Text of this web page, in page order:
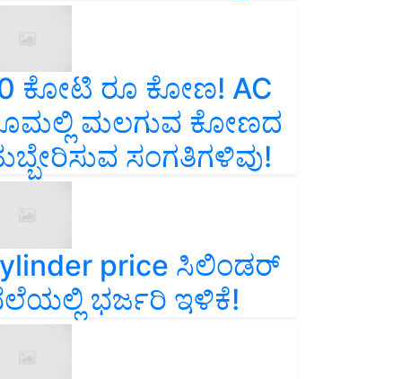
ಕೋಟಿ ರೂ ಕೋಣ! AC
ಮಲಗುವ ಕೋಣದ
ಸಂಗತಿಗಳಿವು!
price ಸಿಲಿಂಡರ್‌
ಭರ್ಜರಿ ಇಳಿಕೆ!